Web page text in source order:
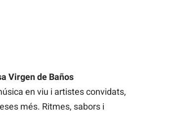
Virgen de Baños
en viu i artistes convidats,
més. Ritmes, sabors i